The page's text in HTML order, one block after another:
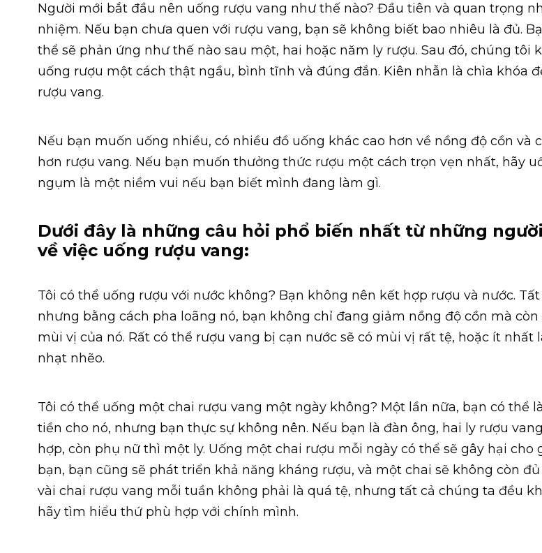
Người mới bắt đầu nên uống rượu vang như thế nào? Đầu tiên và quan trọng
nhiệm. Nếu bạn chưa quen với rượu vang, bạn sẽ không biết bao nhiêu là đủ.
thể sẽ phản ứng như thế nào sau một, hai hoặc năm ly rượu. Sau đó, chúng tôi
uống rượu một cách thật ngầu, bình tĩnh và đúng đắn. Kiên nhẫn là chìa khóa
rượu vang.
Nếu bạn muốn uống nhiều, có nhiều đồ uống khác cao hơn về nồng độ cồn và
hơn rượu vang. Nếu bạn muốn thưởng thức rượu một cách trọn vẹn nhất, hãy
ngụm là một niềm vui nếu bạn biết mình đang làm gì.
Dưới đây là những câu hỏi phổ biến nhất từ những
về việc uống rượu vang:
Tôi có thể uống rượu với nước không? Bạn không nên kết hợp rượu và nước.
nhưng bằng cách pha loãng nó, bạn không chỉ đang giảm nồng độ cồn mà
mùi vị của nó. Rất có thể rượu vang bị cạn nước sẽ có mùi vị rất tệ, hoặc ít nhất
nhạt nhẽo.
Tôi có thể uống một chai rượu vang một ngày không? Một lần nữa, bạn có thể
tiền cho nó, nhưng bạn thực sự không nên. Nếu bạn là đàn ông, hai ly rượu
hợp, còn phụ nữ thì một ly. Uống một chai rượu mỗi ngày có thể sẽ gây hại cho
bạn, bạn cũng sẽ phát triển khả năng kháng rượu, và một chai sẽ không còn
vài chai rượu vang mỗi tuần không phải là quá tệ, nhưng tất cả chúng ta đều
hãy tìm hiểu thứ phù hợp với chính mình.